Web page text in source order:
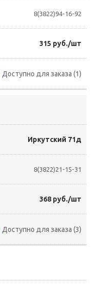
8(3822)94-16-92
315 руб./шт
Доступно для заказа (1)
Иркутский 71д
8(3822)21-15-31
368 руб./шт
Доступно для заказа (3)